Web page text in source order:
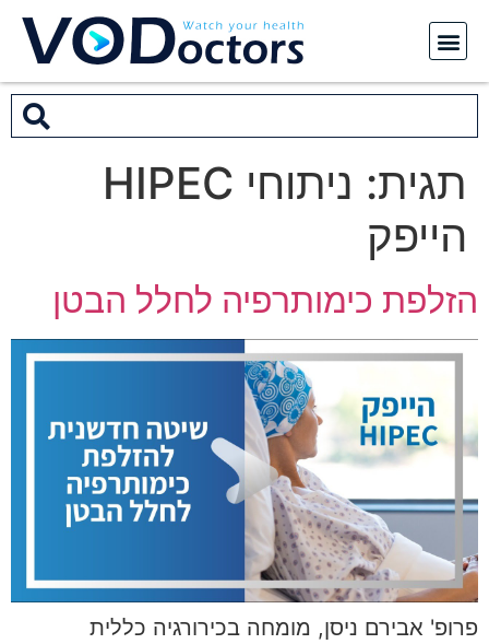
תגית:
ניתוחי HIPEC
הייפק
הזלפת כימותרפיה לחלל הבטן
פרופ' אבירם ניסן, מומחה בכירורגיה כללית